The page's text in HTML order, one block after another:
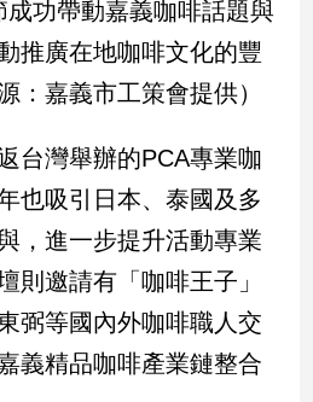
成功帶動嘉義咖啡話題與
推廣在地咖啡文化的豐
：嘉義市工策會提供）
台灣舉辦的PCA專業咖
也吸引日本、泰國及多
，進一步提升活動專業
則邀請有「咖啡王子」
弼等國內外咖啡職人交
義精品咖啡產業鏈整合